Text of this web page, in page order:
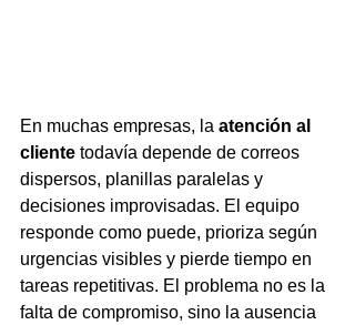
En muchas empresas, la atención al
cliente todavía depende de correos
dispersos, planillas paralelas y
decisiones improvisadas. El equipo
responde como puede, prioriza según
urgencias visibles y pierde tiempo en
tareas repetitivas. El problema no es la
falta de compromiso, sino la ausencia